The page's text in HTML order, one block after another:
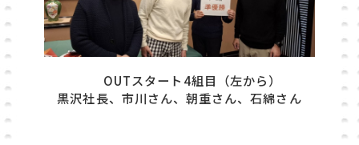
OUTスタート4組目（左から）
黒沢社長、市川さん、朝重さん、石綿さん